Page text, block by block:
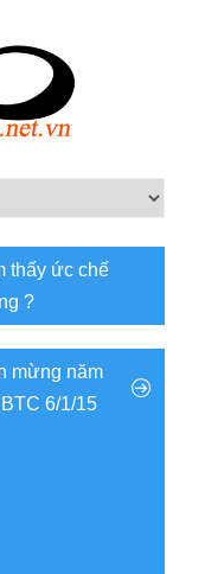
thấy ức chế
?
mừng năm
6/1/15